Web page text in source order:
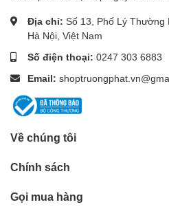
Địa chỉ: Số 13, Phố Lý Thường
Hà Nội, Việt Nam
Số điện thoại: 0247 303 6883
Email:
Về chúng tôi
Chính sách
Gọi mua hàng